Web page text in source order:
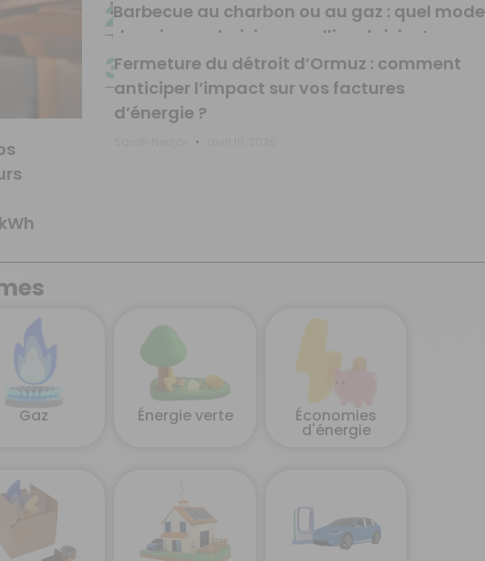
immédiatement le prix de votre gaz
Thomas Martel
2Barbecue au charbon ou au gaz : quel mode
de cuisson choisir pour allier plaisir et
budget ?
Sarah Nedjar avril 27, 2026
3Fermeture du détroit d’Ormuz : comment
anticiper l’impact sur vos factures
d’énergie ?
Gaz Énergie verte Économies
d'énergie